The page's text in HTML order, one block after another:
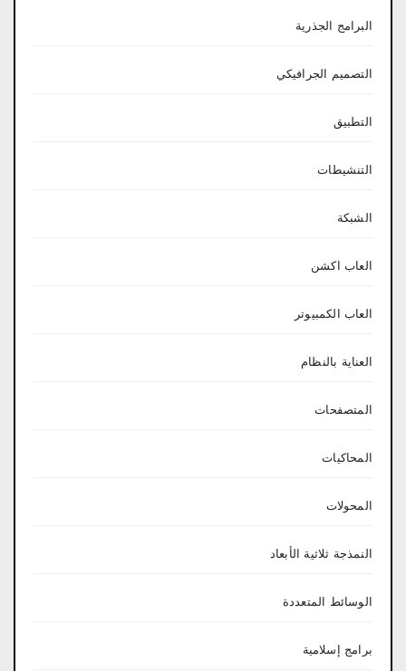
البرامج الجذرية
التصميم الجرافيكي
التطبيق
التنشيطات
الشبكة
العاب اكشن
العاب الكمبيوتر
العناية بالنظام
المتصفحات
المحاكيات
المحولات
النمذجة ثلاثية الأبعاد
الوسائط المتعددة
برامج إسلامية